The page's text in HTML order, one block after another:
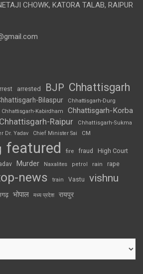
CHOWK, KATORA TALAB, RAIPUR
arrested BJP Chhattisgarh
Bilaspur Chhattisgarh-Durg
Chhattisgarh-Kabirdham Chhattisgarh-Korba
Chhattisgarh-Raipur
Chhattisgarh-Sukma
Dr. Yadav Chief Minister Sai CM
featured fire fraud High Court
Murder Naxalites petrol rain rape
news train Vastu vishnu
भोपाल मध्य प्रदेश रायपुर